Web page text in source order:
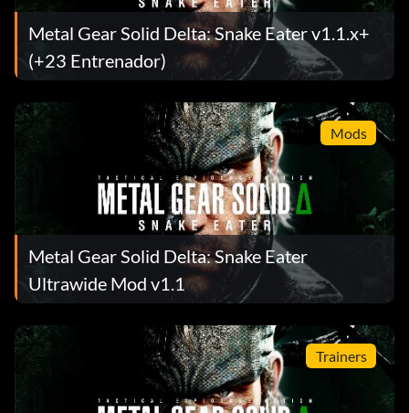
Metal Gear Solid Delta: Snake Eater v1.1.x+
(+23 Entrenador)
Mods
Metal Gear Solid Delta: Snake Eater
Ultrawide Mod v1.1
Trainers